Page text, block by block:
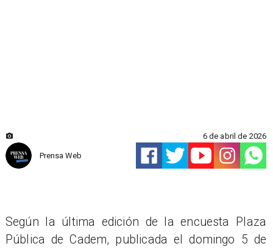
Prensa Web
6 de abril de 2026
Según la última edición de la encuesta Plaza
Pública de Cadem, publicada el domingo 5 de